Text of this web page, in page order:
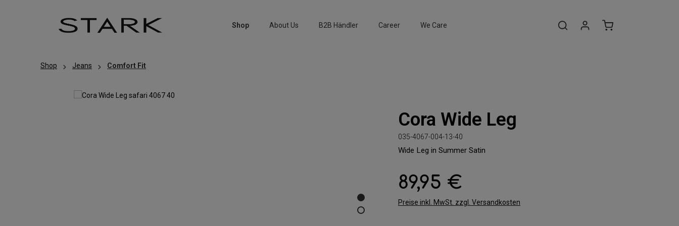
Shop
About Us B2B Händler Career We Care
Shop Jeans Comfort Fit
Cora Wide Leg
035-4067-004-13-40
Wide Leg in Summer Satin
Regulärer Preis:
89,95 €
Preise inkl. MwSt. zzgl. Versandkosten